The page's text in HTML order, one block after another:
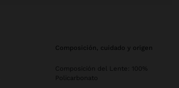
composición, cuidado y origen
Composición del Lente: 100%
Policarbonato